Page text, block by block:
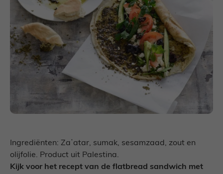
Ingrediënten: Zaʼatar, sumak, sesamzaad, zout en
olijfolie. Product uit Palestina.
Kijk voor het recept van de flatbread sandwich met